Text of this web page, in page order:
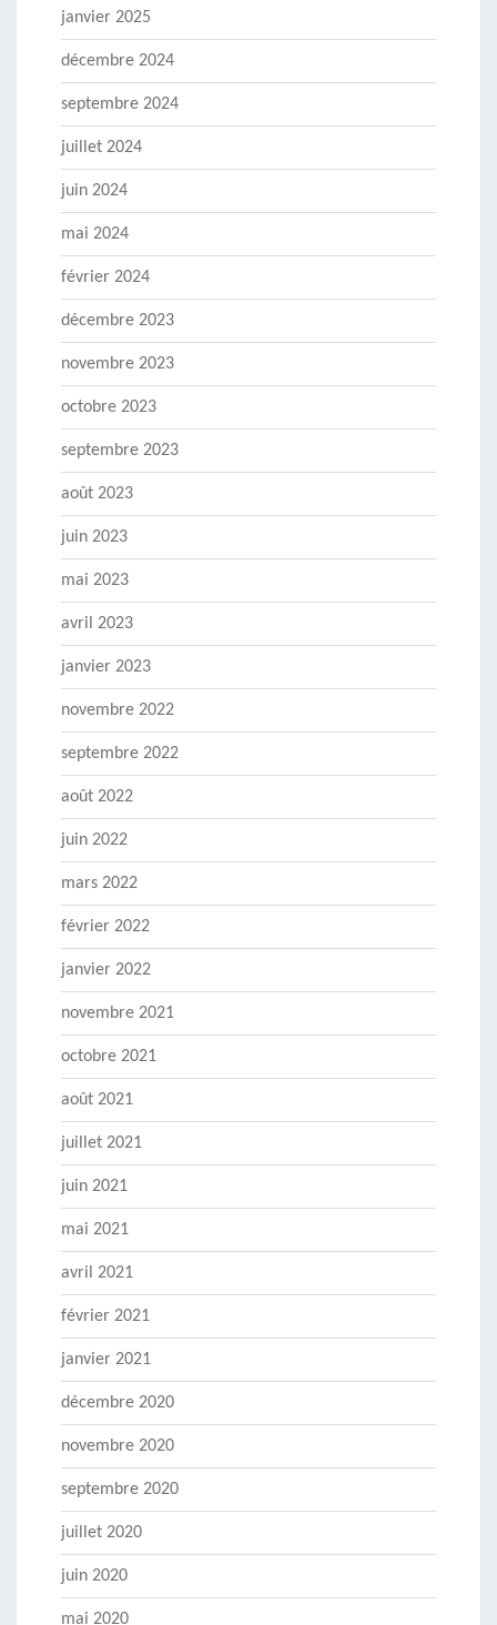
janvier 2025
décembre 2024
septembre 2024
juillet 2024
juin 2024
mai 2024
février 2024
décembre 2023
novembre 2023
octobre 2023
septembre 2023
août 2023
juin 2023
mai 2023
avril 2023
janvier 2023
novembre 2022
septembre 2022
août 2022
juin 2022
mars 2022
février 2022
janvier 2022
novembre 2021
octobre 2021
août 2021
juillet 2021
juin 2021
mai 2021
avril 2021
février 2021
janvier 2021
décembre 2020
novembre 2020
septembre 2020
juillet 2020
juin 2020
mai 2020